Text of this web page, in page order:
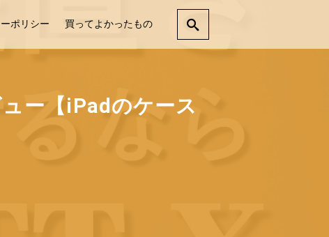
ポリシー 買ってよかったもの
ー【iPadのケース